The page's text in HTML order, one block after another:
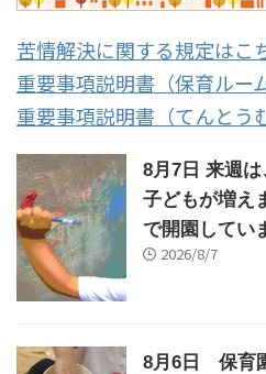
苦情解決に関する規定はこ
重要事項説明書（保育ルー
重要事項説明書（てんとう
8月7日 来週
子どもが増え
で開園してい
2026/8/7
8月6日 保育